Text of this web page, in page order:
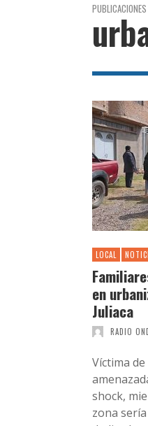
LOCAL
en
Juliaca
RADIO
Víctima
shock,
zona